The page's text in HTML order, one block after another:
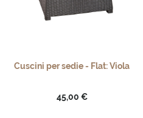
Cuscini per sedie - Flat: Viola
45,00 €